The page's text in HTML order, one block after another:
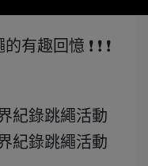
趣回憶 ❗ ❗ ❗